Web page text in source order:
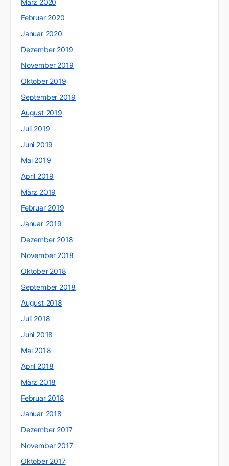
Februar 2020
Januar 2020
Dezember 2019
November 2019
Oktober 2019
September 2019
August 2019
Juli 2019
Juni 2019
Mai 2019
April 2019
März 2019
Februar 2019
Januar 2019
Dezember 2018
November 2018
Oktober 2018
September 2018
August 2018
Juli 2018
Juni 2018
Mai 2018
April 2018
März 2018
Februar 2018
Januar 2018
Dezember 2017
November 2017
Oktober 2017